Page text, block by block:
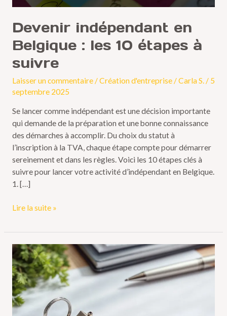
Devenir indépendant en
Belgique : les 10 étapes à
suivre
Laisser un commentaire /Création d'entreprise/Carla S. / 5
septembre 2025
Se lancer comme indépendant est une décision importante
qui demande de la préparation et une bonne connaissance
des démarches à accomplir. Du choix du statut à
l’inscription à la TVA, chaque étape compte pour démarrer
sereinement et dans les règles. Voici les 10 étapes clés à
suivre pour lancer votre activité d’indépendant en Belgique.
1. […]
Lire la suite »
Comment
déclarer
l’achat
ou
la
vente